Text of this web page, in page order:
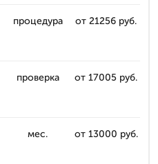
процедура от 21256 руб.
проверка от 17005 руб.
мес. от 13000 руб.